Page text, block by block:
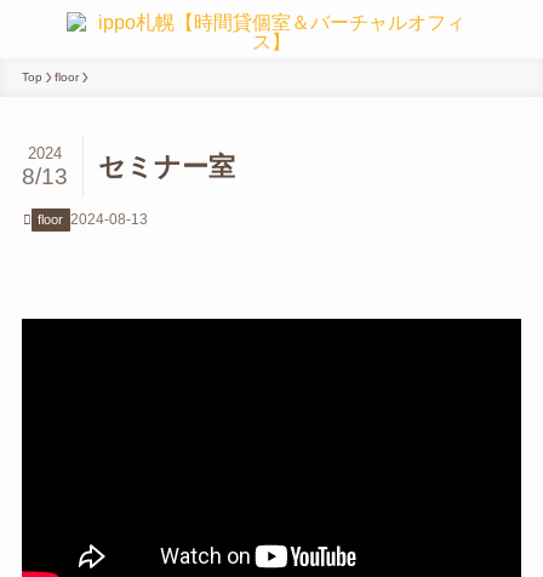
Top floor
セミナー室
2024
8/13
floor 2024-08-13